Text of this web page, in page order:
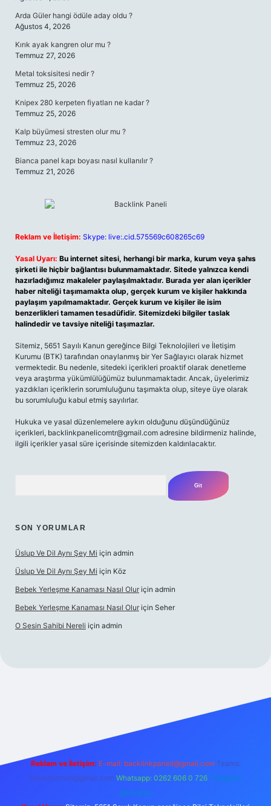
Arda Güler hangi ödüle aday oldu ?
Ağustos 4, 2026
Kırık ayak kangren olur mu ?
Temmuz 27, 2026
Metal toksisitesi nedir ?
Temmuz 25, 2026
Knipex 280 kerpeten fiyatları ne kadar ?
Temmuz 25, 2026
Kalp büyümesi stresten olur mu ?
Temmuz 23, 2026
Bianca panel kapı boyası nasıl kullanılır ?
Temmuz 21, 2026
Reklam ve İletişim: Skype: live:.cid.575569c608265c69
Yasal Uyarı: Bu internet sitesi, herhangi bir marka, kurum veya şahıs
şirketi ile hiçbir bağlantısı bulunmamaktadır. Sitede yalnızca kendi
hazırladığımız makaleler paylaşılmaktadır. Burada yer alan içerikler
haber niteliği taşımamakta olup, gerçek kurum ve kişiler hakkında
paylaşım yapılmamaktadır. Gerçek kurum ve kişiler ile isim
benzerlikleri tamamen tesadüfidir. Sitemizdeki bilgiler taslak
halindedir ve tavsiye niteliği taşımazlar.
Sitemiz, 5651 Sayılı Kanun gereğince Bilgi Teknolojileri ve İletişim
Kurumu (BTK) tarafından onaylanmış bir Yer Sağlayıcı olarak hizmet
vermektedir. Bu nedenle, sitedeki içerikleri proaktif olarak denetleme
veya araştırma yükümlülüğümüz bulunmamaktadır. Ancak, üyelerimiz
yazdıkları içeriklerin sorumluluğunu taşımakta olup, siteye üye olarak
bu sorumluluğu kabul etmiş sayılırlar.
Hukuka ve yasal düzenlemelere aykırı olduğunu düşündüğünüz
içerikleri, backlinkpanelicomtr@gmail.com adresine bildirmeniz halinde,
ilgili içerikler yasal süre içerisinde sitemizden kaldırılacaktır.
SON YORUMLAR
Üslup Ve Dil Aynı Şey Mi için admin
Üslup Ve Dil Aynı Şey Mi için Köz
Bebek Yerleşme Kanaması Nasıl Olur için admin
Bebek Yerleşme Kanaması Nasıl Olur için Seher
O Sesin Sahibi Nereli için admin
Reklam ve İletişim: E-mail: backlinkpaneli@gmail.com Teams:
forumhizmeti@gmail.com Whatsapp: 0262 606 0 726 Telegram:
@karabul